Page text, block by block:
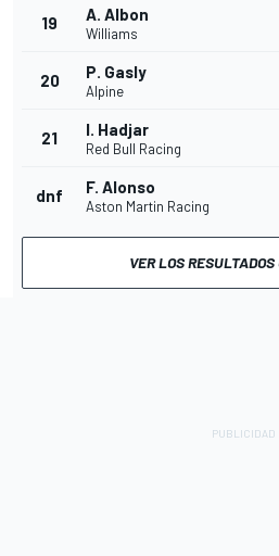
19 A. Albon
Williams
20 P. Gasly
Alpine
21 I. Hadjar
Red Bull Racing
dnf F. Alonso
Aston Martin Racing
VER LOS